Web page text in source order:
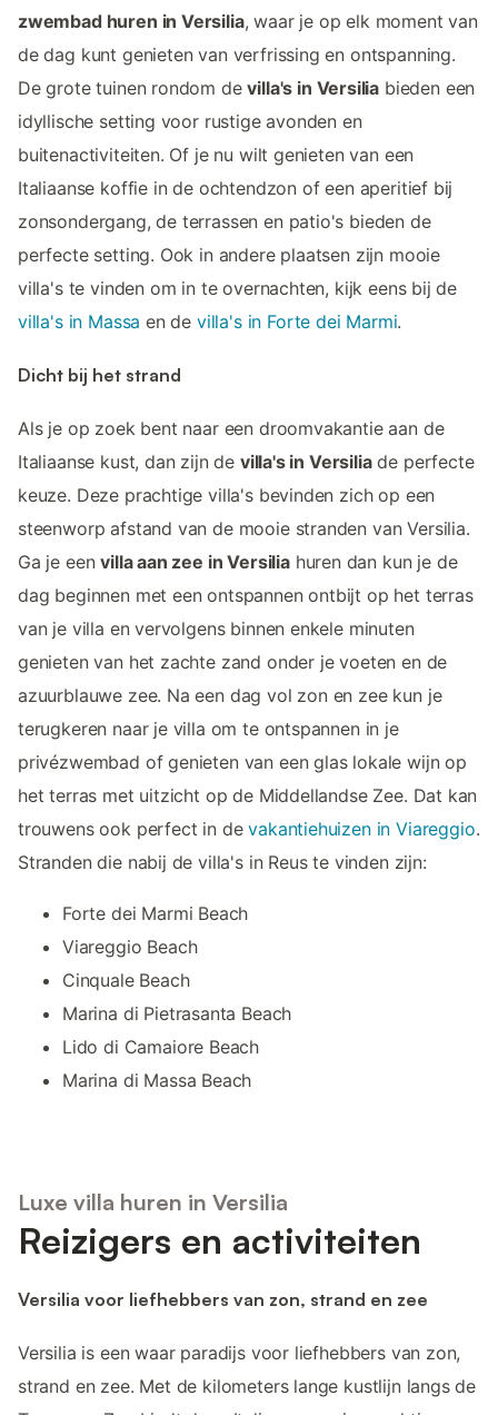
zwembad huren in Versilia, waar je op elk moment van
de dag kunt genieten van verfrissing en ontspanning.
De grote tuinen rondom devilla's in Versilia bieden een
idyllische setting voor rustige avonden en
buitenactiviteiten. Of je nu wilt genieten van een
Italiaanse koffie in de ochtendzon of een aperitief bij
zonsondergang, de terrassen en patio's bieden de
perfecte setting. Ook in andere plaatsen zijn mooie
villa's te vinden om in te overnachten, kijk eens bij de
villa's in Massa en de villa's in Forte dei Marmi.
Dicht bij het strand
Als je op zoek bent naar een droomvakantie aan de
Italiaanse kust, dan zijn de villa's in Versiliade perfecte
keuze. Deze prachtige villa's bevinden zich op een
steenworp afstand van de mooie stranden van Versilia.
Ga je eenvilla aan zee in Versiliahuren dan kun je de
dag beginnen met een ontspannen ontbijt op het terras
van je villa en vervolgens binnen enkele minuten
genieten van het zachte zand onder je voeten en de
azuurblauwe zee. Na een dag vol zon en zee kun je
terugkeren naar je villa om te ontspannen in je
privézwembad of genieten van een glas lokale wijn op
het terras met uitzicht op de Middellandse Zee. Dat kan
trouwens ook perfect in devakantiehuizen in Viareggio.
Stranden die nabij de villa's in Reus te vinden zijn:
Forte dei Marmi Beach
Viareggio Beach
Cinquale Beach
Marina di Pietrasanta Beach
Lido di Camaiore Beach
Marina di Massa Beach
Luxe villa huren in Versilia
Reizigers en activiteiten
Versilia voor liefhebbers van zon, strand en zee
Versilia is een waar paradijs voor liefhebbers van zon,
strand en zee. Met de kilometers lange kustlijn langs de